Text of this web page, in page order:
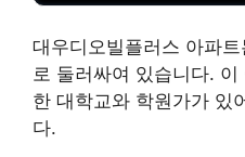
대우디오빌플러스 아파
로 둘러싸여 있습니다.
한 대학교와 학원가가 있
다.